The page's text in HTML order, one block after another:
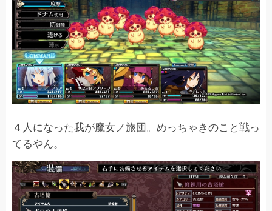
４人になった我が魔女ノ旅団。めっちゃきのこと戦っ
てるやん。